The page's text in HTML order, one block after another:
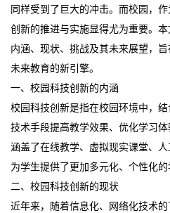
同样受到了巨大的冲击。而校园，
创新的推进与实施显得尤为重要。
内涵、现状、挑战及其未来展望，
未来教育的新引擎。
一、校园科技创新的内涵
校园科技创新是指在校园环境中，
技术手段提高教学效果、优化学习
涵盖了在线教学、虚拟现实课堂、人
为学生提供了更加多元化、个性化的
二、校园科技创新的现状
近年来，随着信息化、网络化技术